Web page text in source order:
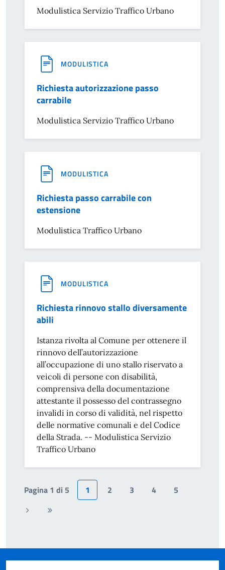
Modulistica Servizio Traffico Urbano
MODULISTICA
Richiesta autorizzazione passo
carrabile
Modulistica Servizio Traffico Urbano
MODULISTICA
Richiesta passo carrabile con
estensione
Modulistica Traffico Urbano
MODULISTICA
Richiesta rinnovo stallo diversamente
abili
Istanza rivolta al Comune per ottenere il
rinnovo dell’autorizzazione
all’occupazione di uno stallo riservato a
veicoli di persone con disabilità,
comprensiva della documentazione
attestante il possesso del contrassegno
invalidi in corso di validità, nel rispetto
delle normative comunali e del Codice
della Strada. -- Modulistica Servizio
Traffico Urbano
Pagina 1 di 5 1 2 3 4 5
PaginaUltima